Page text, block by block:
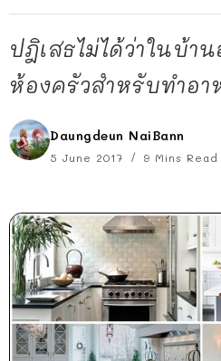
ปฎิเสธไม่ได้ว่าในบ้า
ห้องครัวสำหรับทำอา
Daungdeun NaiBann
5 June 2017 9 Mins Read